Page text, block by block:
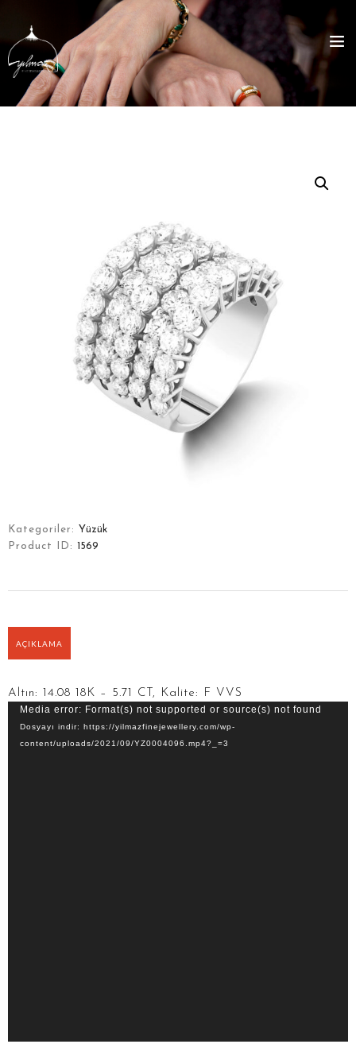
KOLEKSIYONLAR
İLETIŞIM
ENGLISH
Kategoriler: Yüzük
Product ID:
1569
AÇIKLAMA
Altın: 14.08 18K – 5.71 CT, Kalite: F VVS
Video
oynatıcı
Media error: Format(s) not supported or source(s) not found
Dosyayı indir: https://yilmazfinejewellery.com/wp-
content/uploads/2021/09/YZ0004096.mp4?_=3